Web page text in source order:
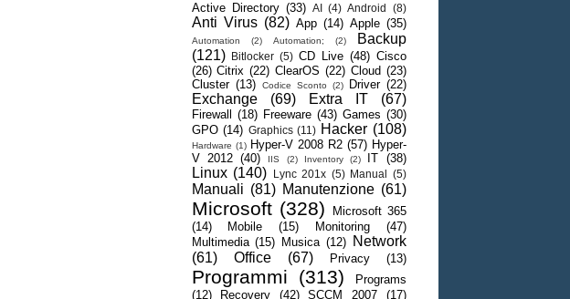
Active Directory (33) AI (4) Android (8)
Anti Virus (82) App (14) Apple (35)
Automation (2) Automation; (2)
Backup
(121)
Bitlocker (5) CD Live (48) Cisco
(26) Citrix (22) ClearOS (22) Cloud (23)
Cluster (13) Codice Sconto (2) Driver (22)
Exchange (69) Extra IT (67)
Firewall (18) Freeware (43) Games (30)
GPO (14) Graphics (11) Hacker (108)
Hardware (1) Hyper-V 2008 R2 (57) Hyper-
V 2012 (40) IIS (2) Inventory (2) IT (38)
Linux (140) Lync 201x (5) Manual (5)
Manuali (81) Manutenzione (61)
Microsoft (328)
Microsoft 365
(14)
Mobile (15) Monitoring
(47)
Multimedia (15) Musica (12)
Network
(61)
Office (67) Privacy (13)
Programmi (313)
Programs
(12)
Recovery (42) SCCM 2007 (17)